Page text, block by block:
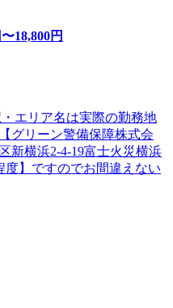
〜18,800円
エリア名は実際の勤務地
グリーン警備保障株式会
新横浜2-4-19富士火災横浜
】ですのでお間違えない